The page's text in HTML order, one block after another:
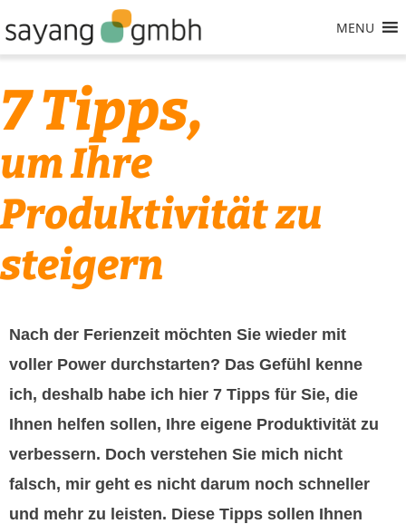
to
content
MENU
7 Tipps,
um Ihre
Produktivität zu
steigern
Nach der Ferienzeit möchten Sie wieder mit
voller Power durchstarten? Das Gefühl kenne
ich, deshalb habe ich hier 7 Tipps für Sie, die
Ihnen helfen sollen, Ihre eigene Produktivität zu
verbessern. Doch verstehen Sie mich nicht
falsch, mir geht es nicht darum noch schneller
und mehr zu leisten. Diese Tipps sollen Ihnen